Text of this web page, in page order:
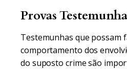
Provas
Testemunhas que possam
comportamento dos
do suposto crime são